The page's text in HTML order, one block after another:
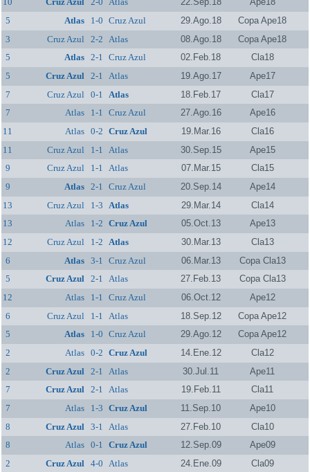
5
Atlas 1-0 Cruz Azul 29.Ago.18
Copa Ape18
3
Cruz Azul 2-2 Atlas 08.Ago.18
Copa Ape18
5
Atlas 2-1 Cruz Azul 02.Feb.18
Cla18
5
Cruz Azul 2-1 Atlas 19.Ago.17
Ape17
7
Cruz Azul 0-1 Atlas 18.Feb.17
Cla17
7
Atlas 1-1 Cruz Azul 27.Ago.16
Ape16
11
Atlas 0-2 Cruz Azul 19.Mar.16
Cla16
11
Cruz Azul 1-1 Atlas 30.Sep.15
Ape15
9
Cruz Azul 1-1 Atlas 07.Mar.15
Cla15
9
Atlas 2-1 Cruz Azul 20.Sep.14
Ape14
13
Cruz Azul 1-3 Atlas 29.Mar.14
Cla14
13
Atlas 1-2 Cruz Azul 05.Oct.13
Ape13
12
Cruz Azul 1-2 Atlas 30.Mar.13
Cla13
6
Atlas 3-1 Cruz Azul 06.Mar.13
Copa Cla13
5
Cruz Azul 2-1 Atlas 27.Feb.13
Copa Cla13
12
Atlas 1-1 Cruz Azul 06.Oct.12
Ape12
6
Cruz Azul 1-1 Atlas 18.Sep.12
Copa Ape12
5
Atlas 1-0 Cruz Azul 29.Ago.12
Copa Ape12
2
Atlas 0-2 Cruz Azul 14.Ene.12
Cla12
2
Cruz Azul 2-1 Atlas 30.Jul.11
Ape11
7
Cruz Azul 2-1 Atlas 19.Feb.11
Cla11
7
Atlas 1-3 Cruz Azul 11.Sep.10
Ape10
8
Cruz Azul 3-1 Atlas 27.Feb.10
Cla10
8
Atlas 0-1 Cruz Azul 12.Sep.09
Ape09
2
Cruz Azul 4-0 Atlas 24.Ene.09 Cla09